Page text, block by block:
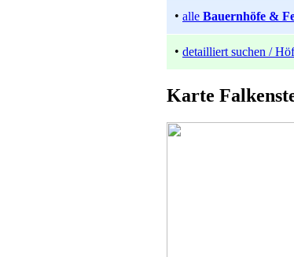
Bio-Bauernhof
• alle Bauernhöfe &
• detailliert suchen /
Karte